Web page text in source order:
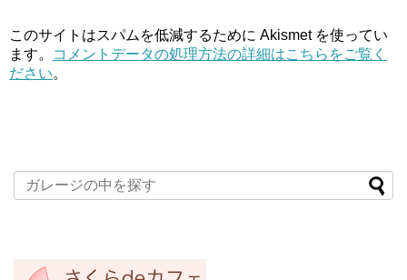
このサイトはスパムを低減するために Akismet を使ってい
ます。
コメントデータの処理方法の詳細はこちらをご覧く
ださい。